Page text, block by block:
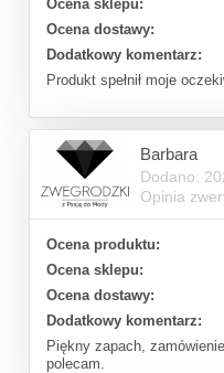
Ocena sklepu:
Ocena dostawy:
Dodatkowy komentarz:
Produkt spełnił moje
Barbara
Dodano:
Opinia
Ocena produktu:
Ocena sklepu:
Ocena dostawy:
Dodatkowy komentarz:
Piękny zapach,
polecam.